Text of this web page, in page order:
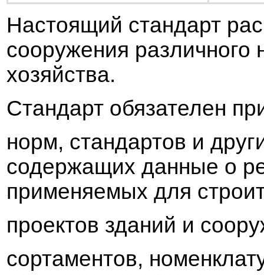
Настоящий стандарт
сооружения различного
хозяйства.
Стандарт обязателен
норм, стандартов и
содержащих данные о
применяемых для
проектов зданий и
сортаментов,